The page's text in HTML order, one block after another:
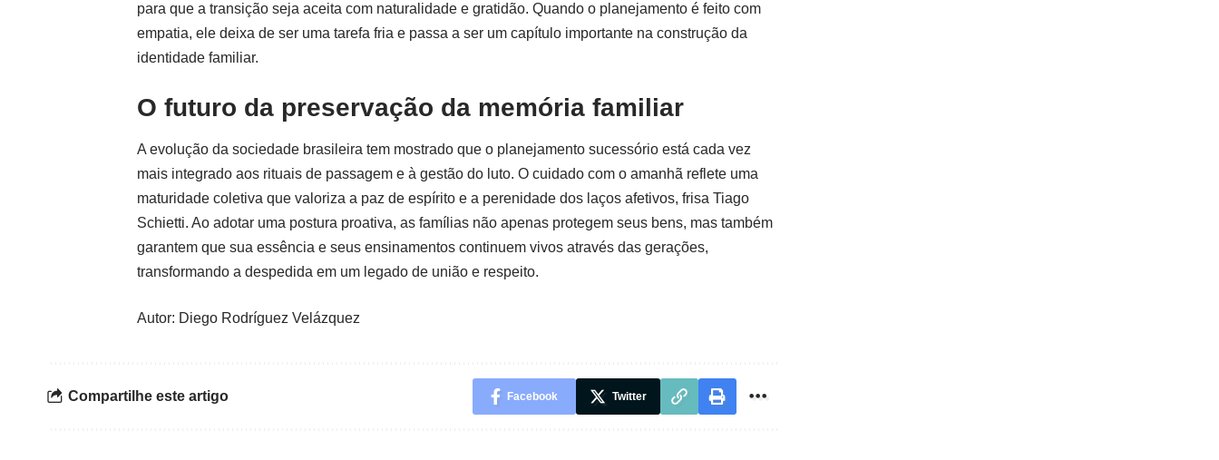
para que a transição seja aceita com naturalidade e gratidão. Quando o planejamento é feito com
empatia, ele deixa de ser uma tarefa fria e passa a ser um capítulo importante na construção da
identidade familiar.
O futuro da preservação da memória familiar
A evolução da sociedade brasileira tem mostrado que o planejamento sucessório está cada vez
mais integrado aos rituais de passagem e à gestão do luto. O cuidado com o amanhã reflete uma
maturidade coletiva que valoriza a paz de espírito e a perenidade dos laços afetivos, frisa Tiago
Schietti. Ao adotar uma postura proativa, as famílias não apenas protegem seus bens, mas também
garantem que sua essência e seus ensinamentos continuem vivos através das gerações,
transformando a despedida em um legado de união e respeito.
Autor: Diego Rodríguez Velázquez
Compartilhe este artigo Facebook Twitter